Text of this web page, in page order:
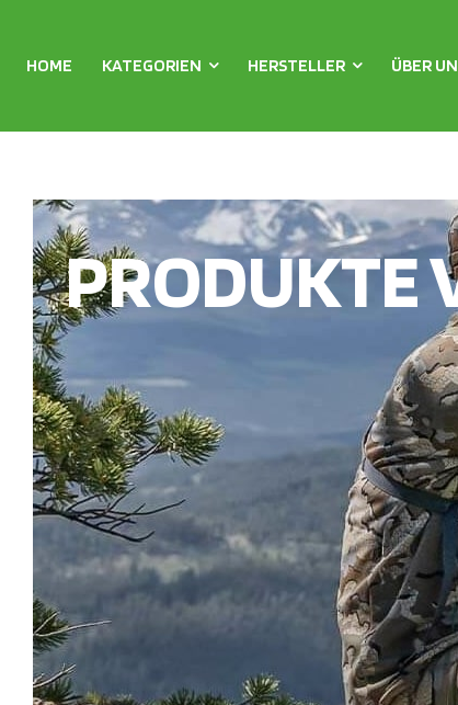
HOME KATEGORIEN HERSTELLER ÜBER
PRODUKTE